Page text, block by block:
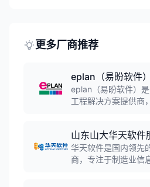
更多厂商推荐
eplan（易盼软件）
eplan（易盼软件）
工程解决方案提供商
旗下公司，EPLAN在
设有分支机构，服务
盖机械制造、汽车工
山东山大华天软件
华天软件是国内领先
商，专注于制造业信